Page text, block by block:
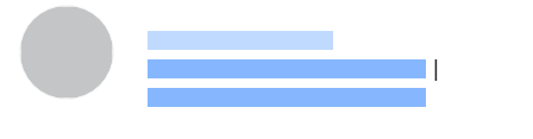
|